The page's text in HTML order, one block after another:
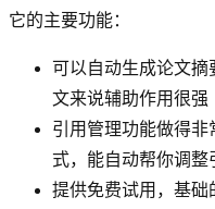
它的主要功能：
可以自动生成论文摘
文来说辅助作用很强
引用管理功能做得
式，能自动帮你调整
提供免费试用，基础